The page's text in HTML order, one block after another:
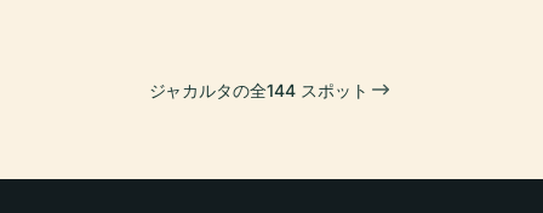
ジャカルタの全144 スポット